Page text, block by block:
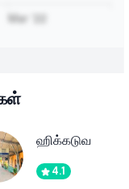
ஹிக்கடுவ
4.1